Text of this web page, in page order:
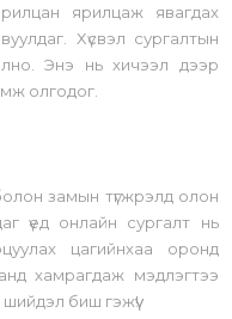
ярилцаж явагдах
Хүсвэл сургалтын
Энэ нь хичээл дээр
олгодог.
замын түгжрэлд олон
үед онлайн сургалт нь
цагийнхаа оронд
хамрагдаж мэдлэгтээ
биш гэжүү!